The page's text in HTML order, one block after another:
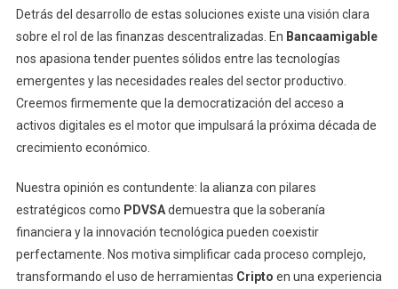
Detrás del desarrollo de estas soluciones existe una visión clara
sobre el rol de las finanzas descentralizadas. En Bancaamigable
nos apasiona tender puentes sólidos entre las tecnologías
emergentes y las necesidades reales del sector productivo.
Creemos firmemente que la democratización del acceso a
activos digitales es el motor que impulsará la próxima década de
crecimiento económico.
Nuestra opinión es contundente: la alianza con pilares
estratégicos como PDVSAdemuestra que la soberanía
financiera y la innovación tecnológica pueden coexistir
perfectamente. Nos motiva simplificar cada proceso complejo,
transformando el uso de herramientas Cripto en una experiencia